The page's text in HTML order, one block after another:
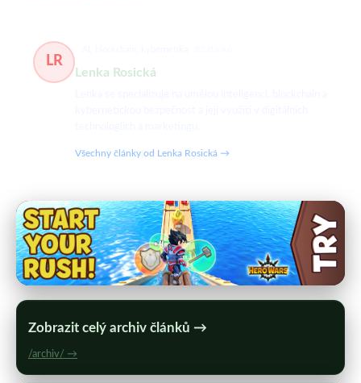
LR
Lenka Rosická
Všechny články od Lenka Rosická →
Zobrazit celý archiv článků →
/archiv/ →